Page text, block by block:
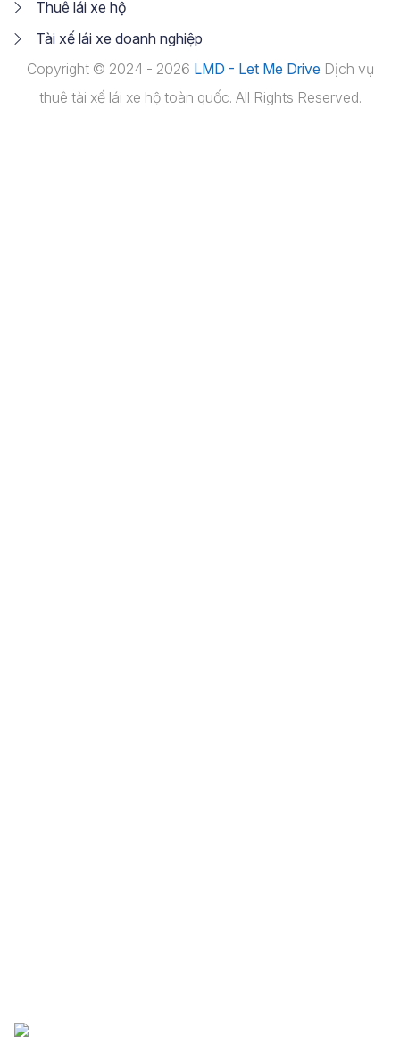
Thuê lái xe hộ
Tài xế lái xe doanh nghiệp
Copyright © 2024 - 2026 LMD - Let Me Drive Dịch vụ
thuê tài xế lái xe hộ toàn quốc. All Rights Reserved.